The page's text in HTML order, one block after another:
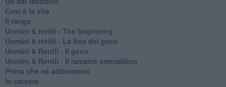
Cosi è la vita
Il tango
​Uomini & rettili - The beginning
​Uomini & rettili - La fine del geco
Uomini & Rettili - Il geco
Uomini & Rettili - Il ramarro smeraldino
Prima che mi addormenti
In carcere